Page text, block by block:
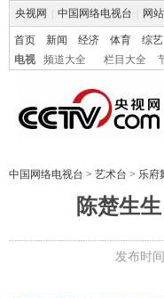
央视网 中国网络电视台 网
首页 新闻 经济 体育 综艺
电视
频道大全 栏目大全
中国网络电视台 > 艺术台 > 乐府
陈楚生
发布时